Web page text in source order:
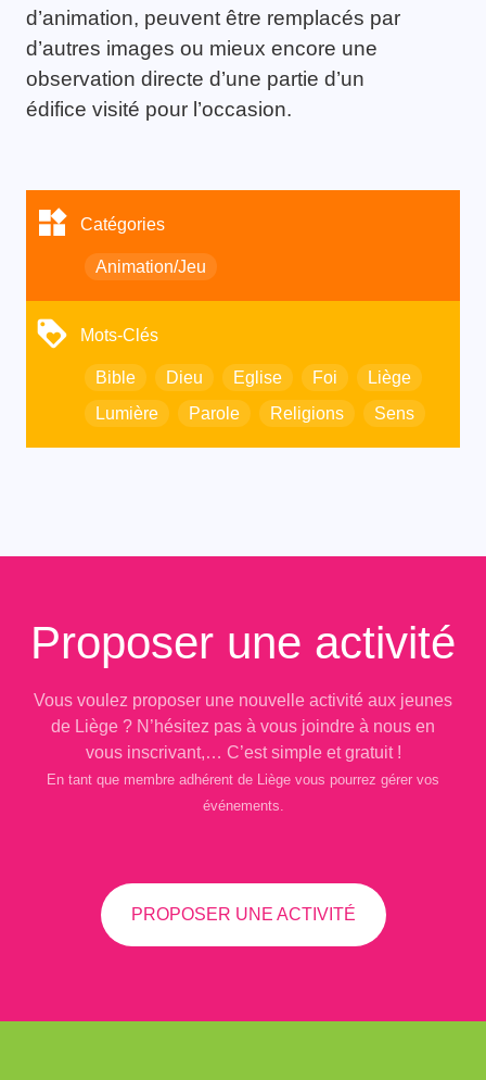
d’animation, peuvent être remplacés par
d’autres images ou mieux encore une
observation directe d’une partie d’un
édifice visité pour l’occasion.
Catégories
Animation/Jeu
Mots-Clés
Bible Dieu Eglise Foi
Liège
Lumière
Parole Religions Sens
Proposer une activité
Vous voulez proposer une nouvelle activité aux jeunes
de Liège ? N’hésitez pas à vous joindre à nous en
vous inscrivant,… C’est simple et gratuit !
En tant que membre adhérent de Liège vous pourrez gérer vos
événements.
PROPOSER UNE ACTIVITÉ